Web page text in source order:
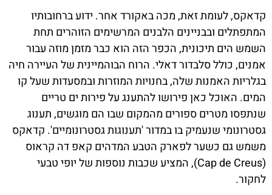
קדאקס, לעומת זאת, מכה באקורד אחר. ידוע ברחובותיו
המתפתלים ובבניינים הלבנים המרשימים הזוהרים תחת
השמש הים תיכונית, הכפר הזה הוא כבר מזמן מוזה עבור
אמנים, כולל סלבדור דאלי. הרוח הבוהמיינית של העיירה חיה
בגלריות האמנות שלה, בחנויות המוזרות ובמסעדות שעל קו
המים. האוכל כאן פירושו להתענג על פירות ים טריים
שנתפסו מטרים ספורים מהמקום שבו הם מוגשים, תענוג
גסטרונומי שנעמיק בו במדור 'תענוגות גסטרונומיים'. קדאקס
משמש גם כשער לפארק הטבע המדהים קאפ דה קראוס
(Cap de Creus), המציע שכבות נוספות של יופי טבעי
לחקור.